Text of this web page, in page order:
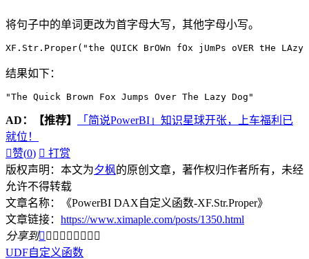
将句子中的单词更改为首字母大写，其他字母小写。
XF.Str.Proper("the QUICK BrOWn fOx jUmPs oVER tHe LAzy
结果如下：
"The Quick Brown Fox Jumps Over The Lazy Dog"
AD： 【推荐】
「简说PowerBI」知识星球开张，上车福利已
就位！
赞(0)  打赏
版权声明：本文为夕枫的原创文章，著作权归作者所有，未经
允许不得转载
文章名称：《PowerBI DAX自定义函数-XF.Str.Proper》
文章链接： https://www.ximaple.com/posts/1350.html
分享到        
UDF自定义函数